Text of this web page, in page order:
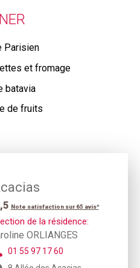
Parisien
et fromage
batavia
de fruits
Note satisfaction sur 65 avis*
de la résidence:
ORLIANGES
01 55 97 17 60